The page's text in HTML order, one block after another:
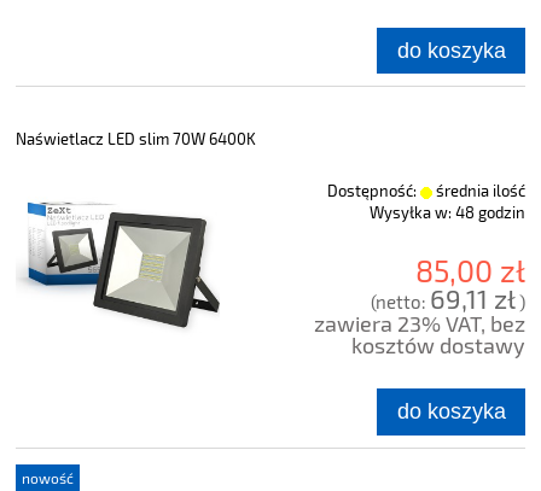
do koszyka
Naświetlacz LED slim 70W 6400K
Dostępność:
średnia ilość
Wysyłka w: 48 godzin
85,00 zł
(netto: 69,11 zł)
zawiera 23% VAT, bez
kosztów dostawy
do koszyka
nowość